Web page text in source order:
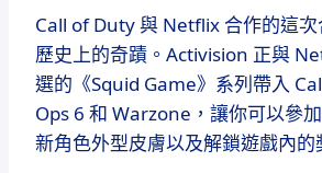
Call of Duty 與 Netflix 合作的這
歷史上的奇蹟。Activision 正與
選的《Squid Game》系列帶入
Ops 6 和 Warzone，讓你可以參
新角色外型皮膚以及解鎖遊戲內的